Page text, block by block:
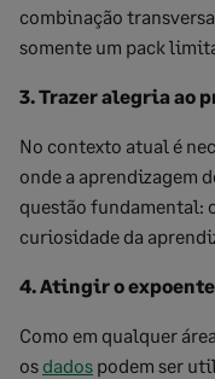
combinação
somente um pack
3. Trazer alegria ao
No contexto atual é
onde a aprendizagem
questão fundamental:
curiosidade da
4. Atingir o
Como em qualquer
os dados podem ser